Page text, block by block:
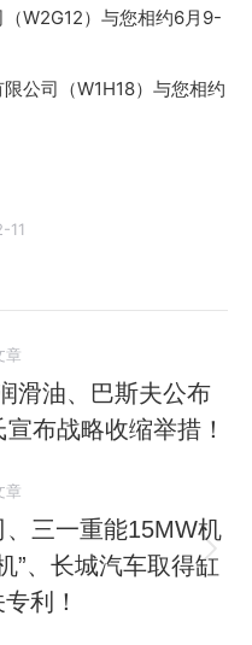
W2G12）与您相约6月9-
公司（W1H18）与您相约
11
章
滑油、巴斯夫公布
布战略收缩举措！
章
三一重能15MW机
”、长城汽车取得缸
利！